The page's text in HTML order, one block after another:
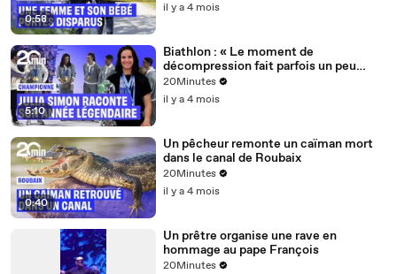
0:58
il y a 4 mois
5:10
Biathlon : « Le moment de
décompression fait parfois un peu
peur »... Julia Simon et l'après saison
olympique
20Minutes
il y a 4 mois
0:40
Un pêcheur remonte un caïman mort
dans le canal de Roubaix
20Minutes
il y a 4 mois
Un prêtre organise une rave en
hommage au pape François
20Minutes